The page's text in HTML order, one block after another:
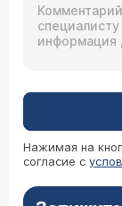
Нажимая на
согласие с